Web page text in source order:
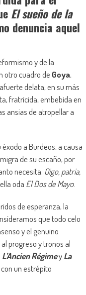
El sueño de la
denuncia aquel
y de la
otro cuadro de Goya,
delata, en su más
fratricida, embebida en
ansias de atropellar a
a Burdeos, a causa
de su escaño, por
necesita. Oigo, patria,
oda El Dos de Mayo.
de esperanza, la
que todo celo
y el genuino
progreso y tronos al
L’Ancien Régimey La
un estrépito